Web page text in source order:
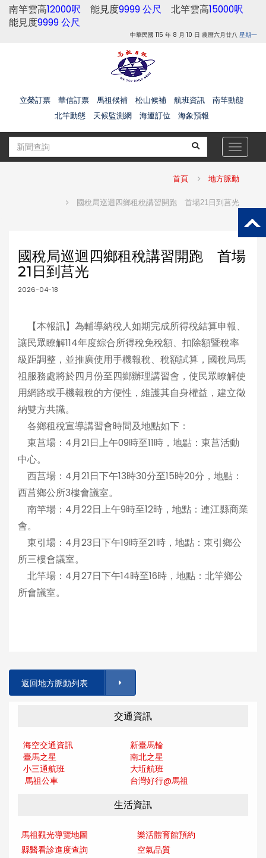
南竿雲高12000呎 能見度9999 公尺 北竿雲高15000呎
能見度9999 公尺
中華民國 115 年 8 月 10 日 農曆六月廿八 星期一
立榮訂票 華信訂票 馬祖候補 松山候補 航班資訊
南竿動態
北竿動態
天候監測網 海運訂位 海象預報
Toggle
首頁 地方脈動
國稅局巡迴四鄉租稅講習開跑 首場21日到莒光
國稅局巡迴四鄉租稅講習開跑 首場
21日到莒光
2026-04-18
【本報訊】為輔導納稅人如期完成所得稅結算申報、
讓民眾瞭解114年度綜合所得稅免稅額、扣除額暨稅率
級距調整，並推廣使用手機報稅、稅額試算，國稅局馬
祖服務處將於四月份至四鄉辦理講習會，使民眾瞭解使
用網路或手機報稅的方便性，維護其自身權益，建立徵
納雙方共識。
各鄉租稅宣導講習會時間及地點如下：
東莒場：4月21日上午09時至11時，地點：東莒活動
中心。
西莒場：4月21日下午13時30分至15時20分，地點：
西莒鄉公所3樓會議室。
南竿場：4月22日上午9時至12時，地點：連江縣商業
會。
東引場：4月23日下午19時至21時，地點：東引鄉公
所三樓會議室。
北竿場：4月27日下午14時至16時，地點：北竿鄉公
所會議室。
返回地方脈動列表
交通資訊
海空交通資訊
新臺馬輪
臺馬之星
南北之星
小三通航班
大坵航班
馬祖公車
台灣好行@馬祖
生活資訊
馬祖觀光導覽地圖
樂活體育館預約
縣醫看診進度查詢
空氣品質